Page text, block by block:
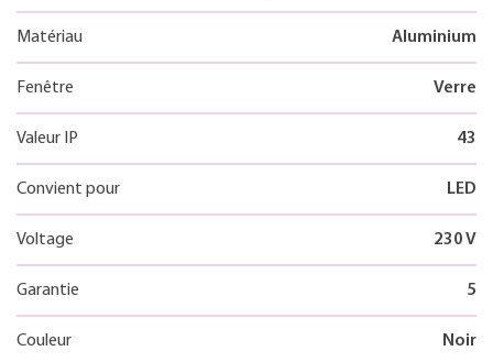
Matériau Aluminium
Fenêtre Verre
Valeur IP 43
Convient pour LED
Voltage 230 V
Garantie 5
Couleur Noir